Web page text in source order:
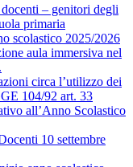
– genitori degli
primaria
scolastico 2025/2026
aula immersiva nel
circa l’utilizzo dei
104/92 art. 33
all’Anno Scolastico
10 settembre